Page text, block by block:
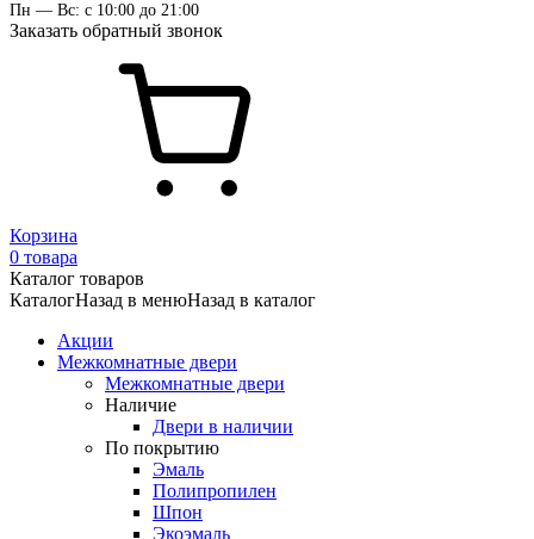
Пн — Вс: с 10:00 до 21:00
Заказать обратный звонок
Корзина
0 товара
Каталог товаров
КаталогНазад в менюНазад в каталог
Акции
Межкомнатные двери
Межкомнатные двери
Наличие
Двери в наличии
По покрытию
Эмаль
Полипропилен
Шпон
Экоэмаль